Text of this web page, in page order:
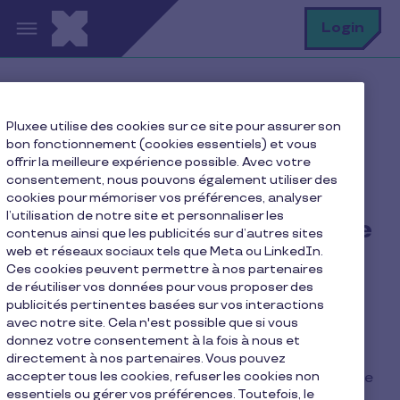
Aller au contenu principal Login
Que choisir entre le carte Pluxee physique ou virtuelle
pour mes collaborateurs ?
Que choisir entre le carte
Pluxee physique ou
virtuelle pour mes
collaborateurs ?
Le choix entre la carte Pluxee physique et la carte
Pluxee utilise des cookies sur ce site pour assurer son
bon fonctionnement (cookies essentiels) et vous
offrir la meilleure expérience possible. Avec votre
consentement, nous pouvons également utiliser des
cookies pour mémoriser vos préférences, analyser
l’utilisation de notre site et personnaliser les
contenus ainsi que les publicités sur d’autres sites
web et réseaux sociaux tels que Meta ou LinkedIn.
Ces cookies peuvent permettre à nos partenaires
de réutiliser vos données pour vous proposer des
publicités pertinentes basées sur vos interactions
avec notre site. Cela n'est possible que si vous
donnez votre consentement à la fois à nous et
directement à nos partenaires. Vous pouvez
accepter tous les cookies, refuser les cookies non
essentiels ou gérer vos préférences. Toutefois, le